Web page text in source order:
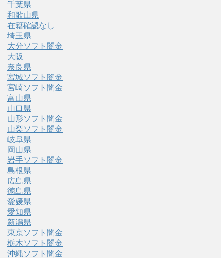
千葉県
和歌山県
在籍確認なし
埼玉県
大分ソフト闇金
大阪
奈良県
宮城ソフト闇金
宮崎ソフト闇金
富山県
山口県
山形ソフト闇金
山梨ソフト闇金
岐阜県
岡山県
岩手ソフト闇金
島根県
広島県
徳島県
愛媛県
愛知県
新潟県
東京ソフト闇金
栃木ソフト闇金
沖縄ソフト闇金